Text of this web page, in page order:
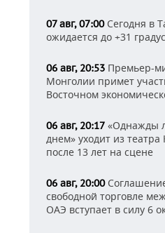
07 авг, 07:00Сегодня в
ожидается до +31
06 авг, 20:53 Премьер-
Монголии примет
Восточном
06 авг, 20:17 «Однажды
днем» уходит из театра
после 13 лет на сцене
06 авг, 20:00
свободной торговле
ОАЭ вступает в силу 6